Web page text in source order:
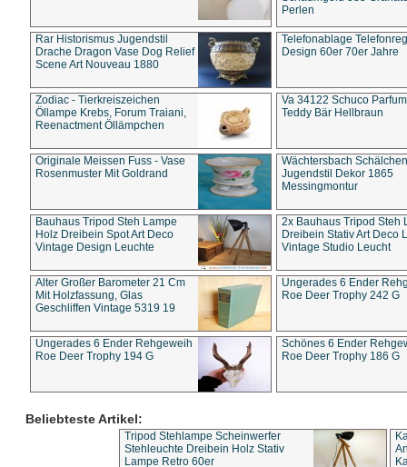
Perlen
Rar Historismus Jugendstil
Drache Dragon Vase Dog Relief
Scene Art Nouveau 1880
Telefonablage
Design 60er 70er Jahre
Zodiac - Tierkreiszeichen
Öllampe Krebs, Forum Traiani,
Reenactment Öllämpchen
Va 34122 Schuco
Teddy Bär Hellbraun
Originale Meissen Fuss - Vase
Rosenmuster Mit Goldrand
Wächtersbach Schälchen
Jugendstil Dekor 1865
Messingmontur
Bauhaus Tripod Steh Lampe
Holz Dreibein Spot Art Deco
Vintage Design Leuchte
2x Bauhaus Tripod Steh
Dreibein Stativ Art Deco
Vintage Studio Leucht
Alter Großer Barometer 21 Cm
Mit Holzfassung, Glas
Geschliffen Vintage 5319 19
Ungerades 6 Ender
Roe Deer Trophy 242 G
Ungerades 6 Ender Rehgeweih
Roe Deer Trophy 194 G
Schönes 6 Ender
Roe Deer Trophy 186 G
Beliebteste Artikel:
Tripod Stehlampe Scheinwerfer
Stehleuchte Dreibein Holz Stativ
Lampe Retro 60er